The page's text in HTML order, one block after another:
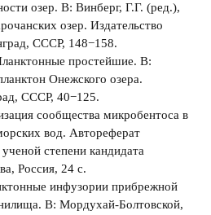
озер. В: Винберг, Г.Г. (ред.),
озер. Издательство
СССР, 148−158.
простейшие. В:
Онежского озера.
СССР, 40−125.
сообщества микробентоса в
вод. Автореферат
степени кандидата
Россия, 24 с.
инфузории прибрежной
В: Мордухай-Болтовской,